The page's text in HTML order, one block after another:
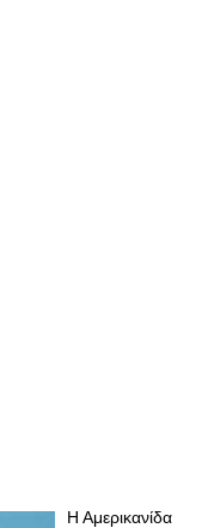
Η Αμερικανίδα